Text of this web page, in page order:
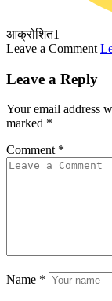
आक्रोशित1
Leave a Comment
Leave a Reply
Your email address
marked *
Comment *
Name *